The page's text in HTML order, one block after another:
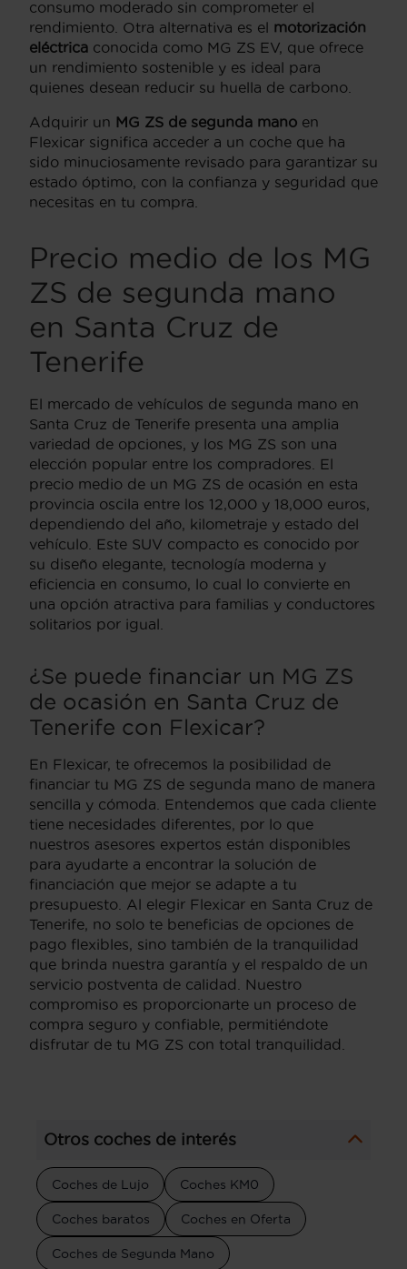
consumo moderado sin comprometer el
rendimiento. Otra alternativa es el motorización
eléctrica conocida como MG ZS EV, que ofrece
un rendimiento sostenible y es ideal para
quienes desean reducir su huella de carbono.
Adquirir un MG ZS de segunda mano en
Flexicar significa acceder a un coche que ha
sido minuciosamente revisado para garantizar su
estado óptimo, con la confianza y seguridad que
necesitas en tu compra.
Precio medio de los MG
ZS de segunda mano
en Santa Cruz de
Tenerife
El mercado de vehículos de segunda mano en
Santa Cruz de Tenerife presenta una amplia
variedad de opciones, y los MG ZS son una
elección popular entre los compradores. El
precio medio de un MG ZS de ocasión en esta
provincia oscila entre los 12,000 y 18,000 euros,
dependiendo del año, kilometraje y estado del
vehículo. Este SUV compacto es conocido por
su diseño elegante, tecnología moderna y
eficiencia en consumo, lo cual lo convierte en
una opción atractiva para familias y conductores
solitarios por igual.
¿Se puede financiar un MG ZS
de ocasión en Santa Cruz de
Tenerife con Flexicar?
En Flexicar, te ofrecemos la posibilidad de
financiar tu MG ZS de segunda mano de manera
sencilla y cómoda. Entendemos que cada cliente
tiene necesidades diferentes, por lo que
nuestros asesores expertos están disponibles
para ayudarte a encontrar la solución de
financiación que mejor se adapte a tu
presupuesto. Al elegir Flexicar en Santa Cruz de
Tenerife, no solo te beneficias de opciones de
pago flexibles, sino también de la tranquilidad
que brinda nuestra garantía y el respaldo de un
servicio postventa de calidad. Nuestro
compromiso es proporcionarte un proceso de
compra seguro y confiable, permitiéndote
disfrutar de tu MG ZS con total tranquilidad.
Otros coches de interés
Coches de Lujo Coches KM0
Coches baratos Coches en Oferta
Coches de Segunda Mano